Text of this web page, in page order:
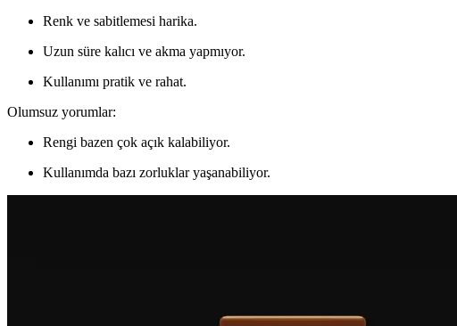
Renk ve sabitlemesi harika.
Uzun süre kalıcı ve akma yapmıyor.
Kullanımı pratik ve rahat.
Olumsuz yorumlar:
Rengi bazen çok açık kalabiliyor.
Kullanımda bazı zorluklar yaşanabiliyor.